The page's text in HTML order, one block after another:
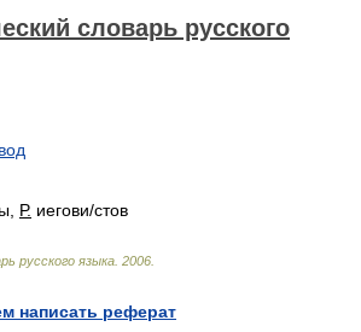
словарь русского
Р. иегови/стов
русского языка 2006
написать реферат